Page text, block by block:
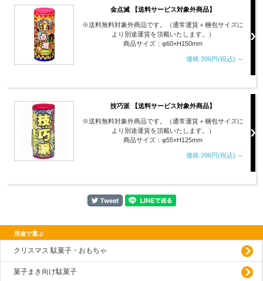
金点滅 【送料サービス対象外商品】
※送料無料対象外商品です。（通常運賃＋梱包サイズに
より別途運賃を頂戴いたします。）
商品サイズ：φ60×H150mm
価格:396円(税込) ～
技巧派 【送料サービス対象外商品】
※送料無料対象外商品です。（通常運賃＋梱包サイズに
より別途運賃を頂戴いたします。）
商品サイズ：φ55×H125mm
価格:396円(税込) ～
用途で選ぶ
クリスマス 駄菓子・おもちゃ
菓子まき向け駄菓子